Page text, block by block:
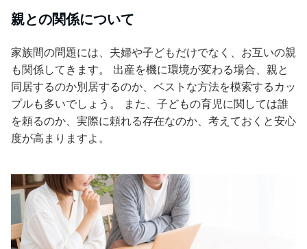
親との関係について
家族間の問題には、夫婦や子どもだけでなく、お互いの親
も関係してきます。 出産を機に環境が変わる場合、親と
同居するのか別居するのか、ベストな方法を模索するカッ
プルも多いでしょう。 また、子どもの育児に関しては誰
を頼るのか、実際に頼れる存在なのか、考えておくと安心
度が高まりますよ。